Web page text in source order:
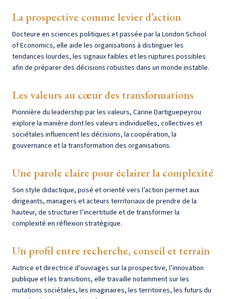
La prospective comme levier d’action
Docteure en sciences politiques et passée par la London School
of Economics, elle aide les organisations à distinguer les
tendances lourdes, les signaux faibles et les ruptures possibles
afin de préparer des décisions robustes dans un monde instable.
Les valeurs au cœur des transformations
Pionnière du leadership par les valeurs, Carine Dartiguepeyrou
explore la manière dont les valeurs individuelles, collectives et
sociétales influencent les décisions, la coopération, la
gouvernance et la transformation des organisations.
Une parole claire pour éclairer la complexité
Son style didactique, posé et orienté vers l’action permet aux
dirigeants, managers et acteurs territoriaux de prendre de la
hauteur, de structurer l’incertitude et de transformer la
complexité en réflexion stratégique.
Un profil entre recherche, conseil et terrain
Autrice et directrice d’ouvrages sur la prospective, l’innovation
publique et les transitions, elle travaille notamment sur les
mutations sociétales, les imaginaires, les territoires, les futurs du